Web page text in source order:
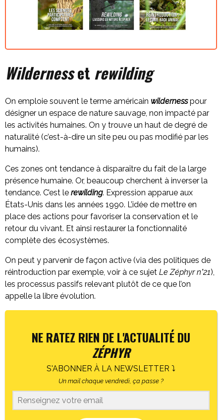
Wildernesset rewilding
On emploie souvent le terme américain wildernesspour
désigner un espace de nature sauvage, non impacté par
les activités humaines. On y trouve un haut de degré de
naturalité (c’est-à-dire un site peu ou pas modifié par les
humains).
Ces zones ont tendance à disparaître du fait de la large
présence humaine. Or, beaucoup cherchent à inverser la
tendance. C’est le rewilding. Expression apparue aux
États-Unis dans les années 1990. L’idée de mettre en
place des actions pour favoriser la conservation et le
retour du vivant. Et ainsi restaurer la fonctionnalité
complète des écosystèmes.
On peut y parvenir de façon active (via des politiques de
réintroduction par exemple, voir à ce sujet Le Zéphyr n°21),
les processus passifs relevant plutôt de ce que l’on
appelle la libre évolution.
NE RATEZ RIEN DE L'ACTUALITÉ DU
ZÉPHYR
S'ABONNER À LA NEWSLETTER ⤵
Un mail chaque vendredi, ça passe ?